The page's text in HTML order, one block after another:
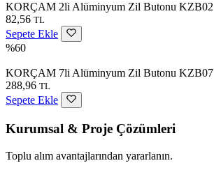
KORÇAM 2li Alüminyum Zil Butonu KZB02
82,56 TL
Sepete Ekle
%60
KORÇAM 7li Alüminyum Zil Butonu KZB07
288,96 TL
Sepete Ekle
Kurumsal & Proje Çözümleri
Toplu alım avantajlarından yararlanın.